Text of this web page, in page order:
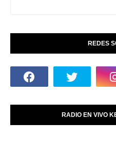
REDES
RADIO EN VIVO